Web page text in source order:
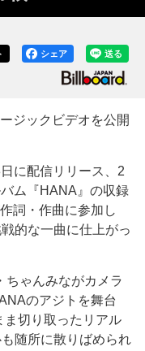
送る
シェア
ジックビデオを公開
に配信リリース、2
ム『HANA』の収録
詞・作曲に参加し
的な一曲に仕上がっ
ゃんみながカメラ
のアジトを舞台
ま切り取ったリアル
随所に散りばめられ